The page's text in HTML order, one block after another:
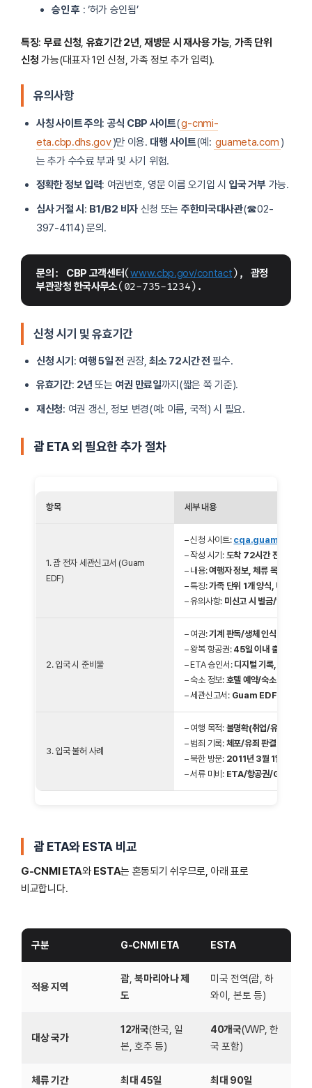
승인 후: ‘허가 승인됨’
특징: 무료 신청, 유효기간 2년,재방문 시 재사용 가능, 가족 단위
신청 가능(대표자 1인 신청, 가족 정보 추가 입력).
유의사항
사칭 사이트 주의 : 공식 CBP 사이트(g-cnmi-
eta.cbp.dhs.gov)만 이용. 대행 사이트(예: guameta.com )
는 추가 수수료 부과 및 사기 위험.
정확한 정보 입력: 여권번호, 영문 이름 오기입 시 입국 거부가능.
심사 거절 시 : B1/B2 비자신청 또는 주한미국대사관(☎02-
397-4114) 문의.
문의 : CBP 고객센터 (www.cbp.gov/contact), 괌정
부관광청 한국사무소(02-735-1234).
신청 시기 및 유효기간
신청 시기 : 여행 5일 전 권장,최소 72시간 전 필수.
유효기간: 2년 또는 여권 만료일까지(짧은 쪽 기준).
재신청: 여권 갱신, 정보 변경(예: 이름, 국적) 시 필요.
괌 ETA 외 필요한 추가 절차
항목 세부 내용
1. 괌 전자 세관신고서 (Guam
EDF)
– 신청 사이트: cqa.guam.gov
– 작성 시기: 도착 72시간 전
– 내용:여행자 정보, 체류 목적, 반입
– 특징:가족 단위 1개 양식, 디지털 기
– 유의사항: 미신고 시 벌금/입국 지연
2. 입국 시 준비물
– 여권:기계 판독/생체 인식 여권
– 왕복 항공권: 45일 이내 출국 증빙
– ETA 승인서: 디지털 기록, 출력 권장
– 숙소 정보: 호텔 예약/숙소 주소
– 세관신고서: Guam EDF 사전 제출
3. 입국 불허 사례
– 여행 목적: 불명확(취업/유학 의심)
– 범죄 기록: 체포/유죄 판결(사면 포
– 북한 방문: 2011년 3월 1일 이후,
– 서류 미비: ETA/항공권/Guam
괌 ETA와 ESTA 비교
G-CNMI ETA와 ESTA는 혼동되기 쉬우므로, 아래 표로
비교합니다.
구분 G-CNMI ETA ESTA
적용 지역
괌,북마리아나 제
도
미국 전역(괌, 하
와이, 본토 등)
대상 국가
12개국(한국, 일
본, 호주 등)
40개국(VWP, 한
국 포함)
체류 기간 최대 45일 최대 90일